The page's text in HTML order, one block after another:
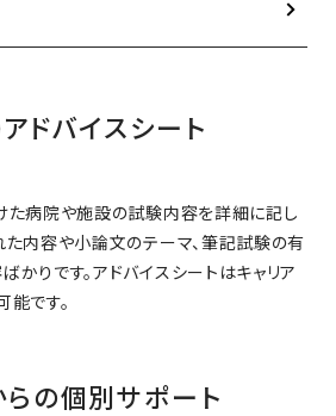
ドバイスシート
た病院や施設の試験内容を詳細に記し
た内容や小論文のテーマ、筆記試験の有
りです。アドバイスシートはキャリア
です。
らの個別サポート